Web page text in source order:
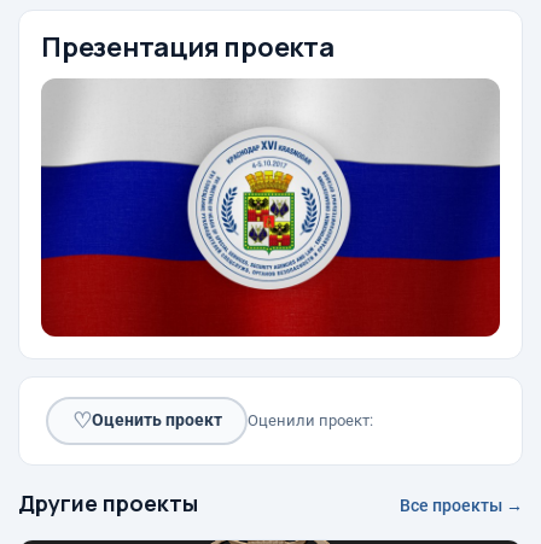
Презентация проекта
♡Оценить проект Оценили проект:
Другие проекты Все проекты →